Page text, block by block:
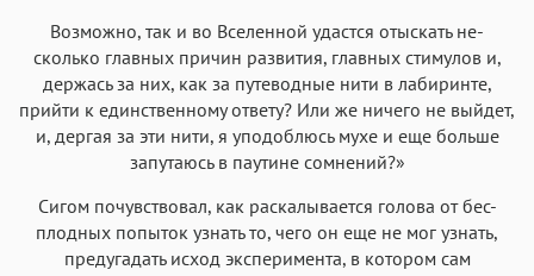
Возможно, так и во Вселенной удастся отыскать не-
сколько главных причин развития, главных стимулов и,
держась за них, как за путеводные нити в лабиринте,
прийти к единственному ответу? Или же ничего не выйдет,
и, дергая за эти нити, я уподоблюсь мухе и еще больше
запутаюсь в паутине сомнений?»
Сигом почувствовал, как раскалывается голова от бес-
плодных попыток узнать то, чего он еще не мог узнать,
предугадать исход эксперимента, в котором сам